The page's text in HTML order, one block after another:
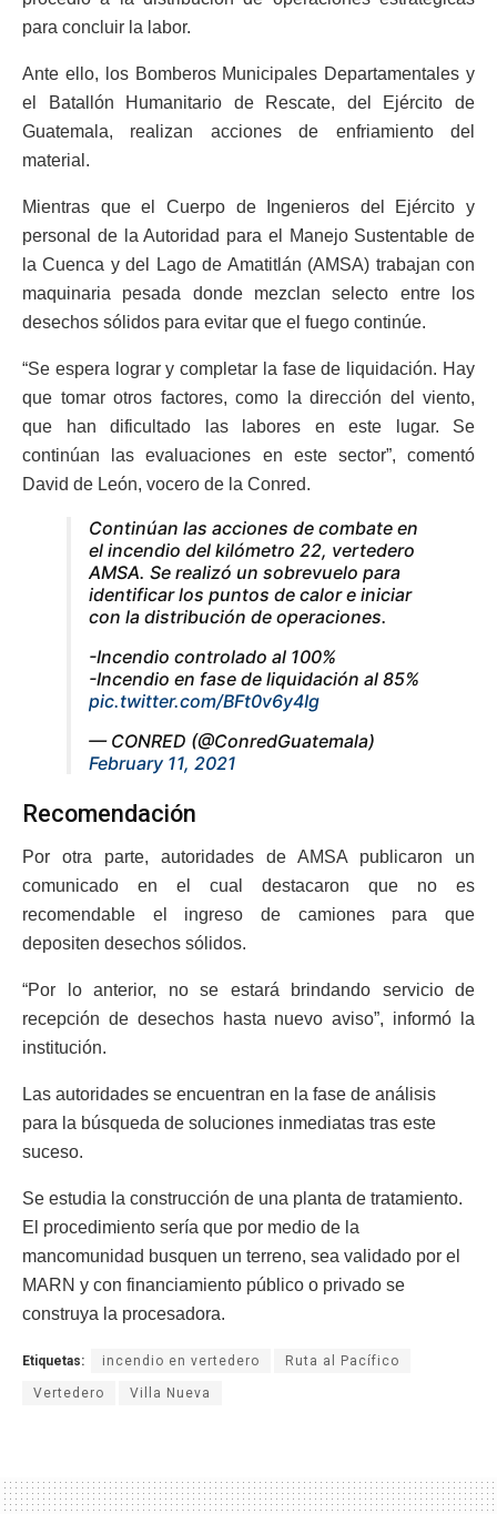
para concluir la labor.
Ante ello, los Bomberos Municipales Departamentales y
el Batallón Humanitario de Rescate, del Ejército de
Guatemala, realizan acciones de enfriamiento del
material.
Mientras que el Cuerpo de Ingenieros del Ejército y
personal de la Autoridad para el Manejo Sustentable de
la Cuenca y del Lago de Amatitlán (AMSA) trabajan con
maquinaria pesada donde mezclan selecto entre los
desechos sólidos para evitar que el fuego continúe.
“Se espera lograr y completar la fase de liquidación. Hay
que tomar otros factores, como la dirección del viento,
que han dificultado las labores en este lugar. Se
continúan las evaluaciones en este sector”, comentó
David de León, vocero de la Conred.
Continúan las acciones de combate en
el incendio del kilómetro 22, vertedero
AMSA. Se realizó un sobrevuelo para
identificar los puntos de calor e iniciar
con la distribución de operaciones.
-Incendio controlado al 100%
-Incendio en fase de liquidación al 85%
pic.twitter.com/BFt0v6y4Ig
— CONRED (@ConredGuatemala)
February 11, 2021
Recomendación
Por otra parte, autoridades de AMSA publicaron un
comunicado en el cual destacaron que no es
recomendable el ingreso de camiones para que
depositen desechos sólidos.
“Por lo anterior, no se estará brindando servicio de
recepción de desechos hasta nuevo aviso”, informó la
institución.
Las autoridades se encuentran en la fase de análisis
para la búsqueda de soluciones inmediatas tras este
suceso.
Se estudia la construcción de una planta de tratamiento.
El procedimiento sería que por medio de la
mancomunidad busquen un terreno, sea validado por el
MARN y con financiamiento público o privado se
construya la procesadora.
Etiquetas: incendio en vertedero Ruta al Pacífico
Vertedero Villa Nueva